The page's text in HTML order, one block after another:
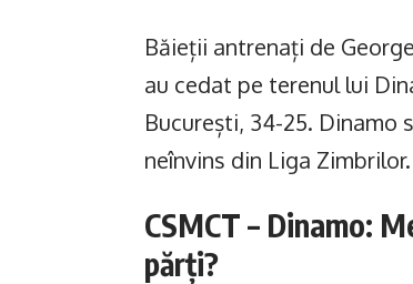
Băieții antrenați de
au cedat pe terenul lui
București, 34-25. Dinamo
neînvins din Liga Zimbrilor.
CSMCT – Dinamo:
părți?